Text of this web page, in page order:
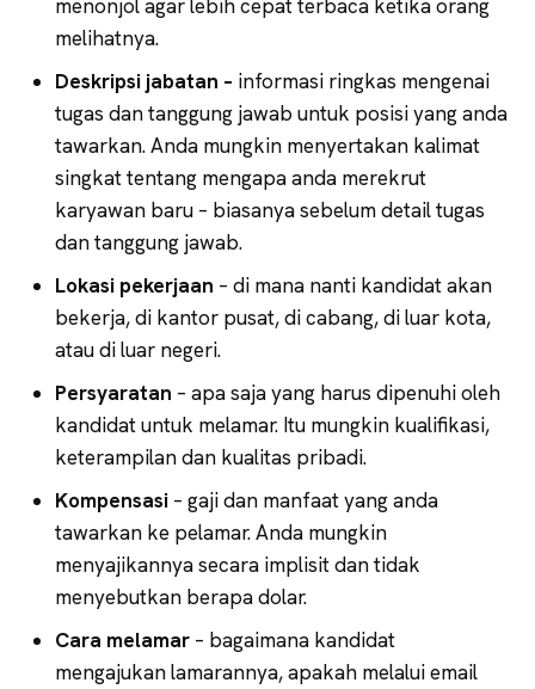
menonjol agar lebih cepat terbaca ketika orang
melihatnya.
Deskripsi jabatan – informasi ringkas mengenai
tugas dan tanggung jawab untuk posisi yang anda
tawarkan. Anda mungkin menyertakan kalimat
singkat tentang mengapa anda merekrut
karyawan baru – biasanya sebelum detail tugas
dan tanggung jawab.
Lokasi pekerjaan – di mana nanti kandidat akan
bekerja, di kantor pusat, di cabang, di luar kota,
atau di luar negeri.
Persyaratan – apa saja yang harus dipenuhi oleh
kandidat untuk melamar. Itu mungkin kualifikasi,
keterampilan dan kualitas pribadi.
Kompensasi – gaji dan manfaat yang anda
tawarkan ke pelamar. Anda mungkin
menyajikannya secara implisit dan tidak
menyebutkan berapa dolar.
Cara melamar – bagaimana kandidat
mengajukan lamarannya, apakah melalui email